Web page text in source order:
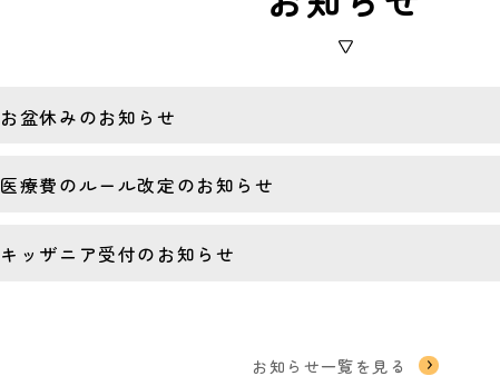
お盆休みのお知らせ
医療費のルール改定のお知らせ
キッザニア受付のお知らせ
お知らせ一覧を見る